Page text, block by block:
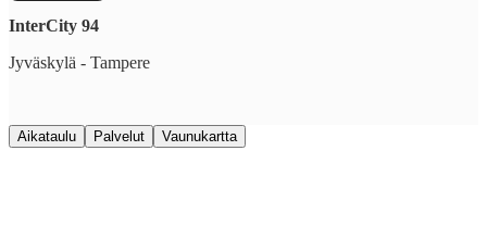
InterCity 94
Jyväskylä - Tampere
Aikataulu Palvelut Vaunukartta